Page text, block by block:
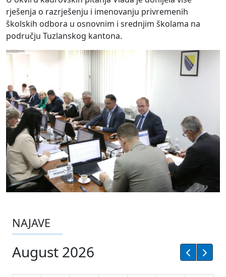
rješenja o razrješenju i imenovanju privremenih
školskih odbora u osnovnim i srednjim školama na
području Tuzlanskog kantona.
NAJAVE
August 2026